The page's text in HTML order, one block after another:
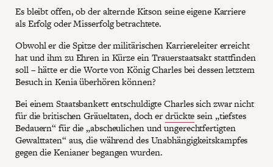
Es bleibt offen, ob der alternde Kitson seine eigene Karriere
als Erfolg oder Misserfolg betrachtete.
Obwohl er die Spitze der militärischen Karriereleiter erreicht
hat und ihm zu Ehren in Kürze ein Trauerstaatsakt stattfinden
soll – hätte er die Worte von König Charles bei dessen letztem
Besuch in Kenia überhören können?
Bei einem Staatsbankett entschuldigte Charles sich zwar nicht
für die britischen Gräueltaten, doch erdrücktesein „tiefstes
Bedauern“ für die „abscheulichen und ungerechtfertigten
Gewalttaten“ aus, die während des Unabhängigkeitskampfes
gegen die Kenianer begangen wurden.